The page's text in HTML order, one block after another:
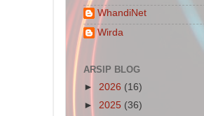
WhandiNet
Wirda
ARSIP BLOG
► 2026 (16)
► 2025 (36)